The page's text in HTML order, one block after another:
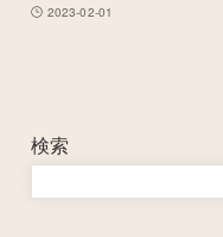
2023-02-01
検索